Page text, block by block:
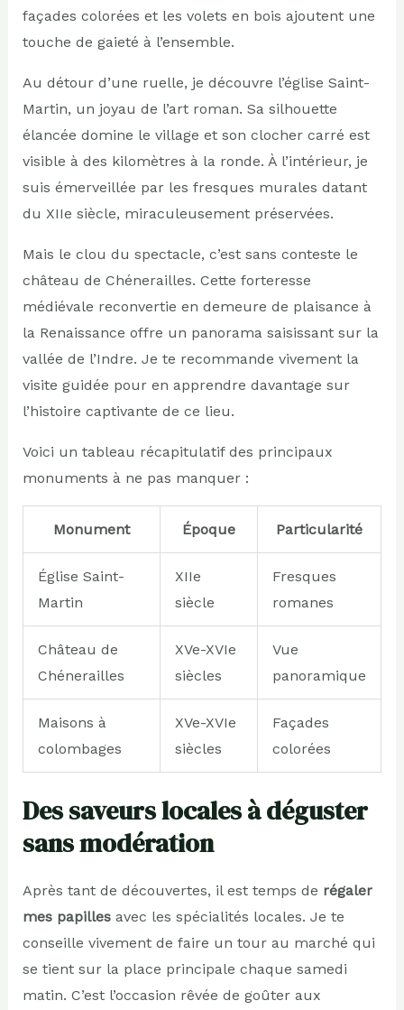
façades colorées et les volets en bois ajoutent une
touche de gaieté à l’ensemble.
Au détour d’une ruelle, je découvre l’église Saint-
Martin, un joyau de l’art roman. Sa silhouette
élancée domine le village et son clocher carré est
visible à des kilomètres à la ronde. À l’intérieur, je
suis émerveillée par les fresques murales datant
du XIIe siècle, miraculeusement préservées.
Mais le clou du spectacle, c’est sans conteste le
château de Chénerailles. Cette forteresse
médiévale reconvertie en demeure de plaisance à
la Renaissance offre un panorama saisissant sur la
vallée de l’Indre. Je te recommande vivement la
visite guidée pour en apprendre davantage sur
l’histoire captivante de ce lieu.
Voici un tableau récapitulatif des principaux
monuments à ne pas manquer :
Monument Époque Particularité
Église Saint-
Martin
XIIe
siècle
Fresques
romanes
Château de
Chénerailles
XVe-XVIe
siècles
Vue
panoramique
Maisons à
colombages
XVe-XVIe
siècles
Façades
colorées
Des saveurs locales à déguster
sans modération
Après tant de découvertes, il est temps de régaler
mes papillesavec les spécialités locales. Je te
conseille vivement de faire un tour au marché qui
se tient sur la place principale chaque samedi
matin. C’est l’occasion rêvée de goûter aux